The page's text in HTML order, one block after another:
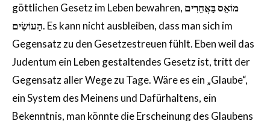
göttlichen Gesetz im Leben bewahren, מוֹאֵס בַּאֲחֵרִים
הָעוֹשִׂים. Es kann nicht ausbleiben, dass man sich im
Gegensatz zu den Gesetzestreuen fühlt. Eben weil das
Judentum ein Leben gestaltendes Gesetz ist, tritt der
Gegensatz aller Wege zu Tage. Wäre es ein „Glaube“,
ein System des Meinens und Dafürhaltens, ein
Bekenntnis, man könnte die Erscheinung des Glaubens